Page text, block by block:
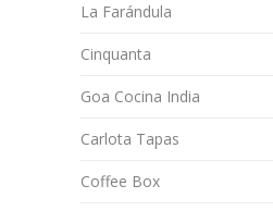
La Farándula
Cinquanta
Goa Cocina India
Carlota Tapas
Coffee Box